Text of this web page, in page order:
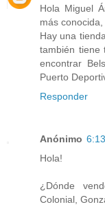
Hola Miguel
más
Hay una
también tiene
encontrar
Puerto
Responder
Anónimo
Hola!
¿Dónde
Colonial,